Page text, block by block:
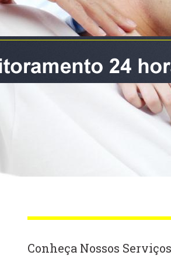
Conheça Nossos Serviços